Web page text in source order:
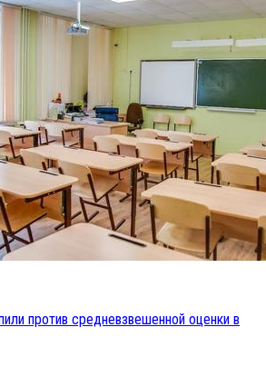
против средневзвешенной оценки в